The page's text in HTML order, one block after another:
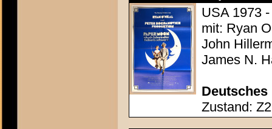
USA 1973
mit: Ryan
John
James N.
Deutsches
Zustand: